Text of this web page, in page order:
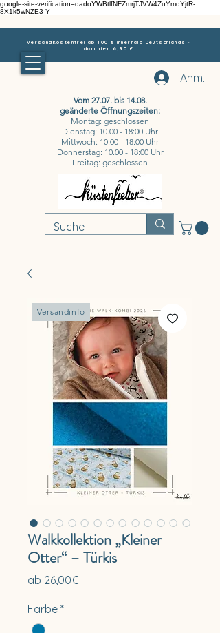
google-site-verification=qadoYWBtlfNFZmrjTJVW4ZuYmqYjtR-
8X1k5wNZE3-Y
Versandkostenfrei ab 100 € innerhalb Deutschlands ·
darunter 6,90 €
Vom 27.07. bis 14.08.
geänderte Öffnungszeiten:
Montag: geschlossen
Dienstag: 10.00 - 18:00 Uhr
Mittwoch: 10.00 - 18:00 Uhr
Donnerstag: 10.00 - 18:00 Uhr
Freitag: geschlossen
Walkkollektion „Kleiner
Otter“ – Türkis
ab 26,00€Sale-
Farbe *
Versandinfo